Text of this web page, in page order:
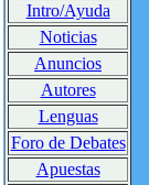
Intro/Ayuda
Noticias
Anuncios
Autores
Lenguas
Foro de Debates
Apuestas